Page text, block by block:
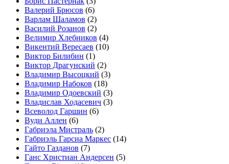
Валерий Брюсов (6)
Варлам Шаламов (2)
Василий Розанов (2)
Велимир Хлебников (4)
Викентий Вересаев (10)
Виктор Билибин (1)
Виктор Драгунский (2)
Владимир Высоцкий (3)
Владимир Набоков (18)
Владимир Одоевский (3)
Владислав Ходасевич (3)
Всеволод Гаршин (6)
Вуди Аллен (6)
Габриэла Мистраль (2)
Габриэль Гарсиа Маркес (14)
Гайто Газданов (7)
Ганс Христиан Андерсен (5)